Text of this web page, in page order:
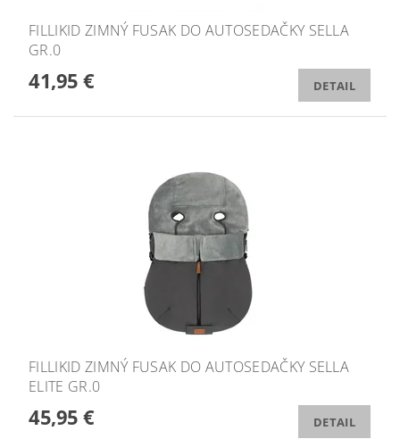
FILLIKID ZIMNÝ FUSAK DO AUTOSEDAČKY SELLA
GR.0
41,95 € DETAIL
FILLIKID ZIMNÝ FUSAK DO AUTOSEDAČKY SELLA
ELITE GR.0
45,95 € DETAIL